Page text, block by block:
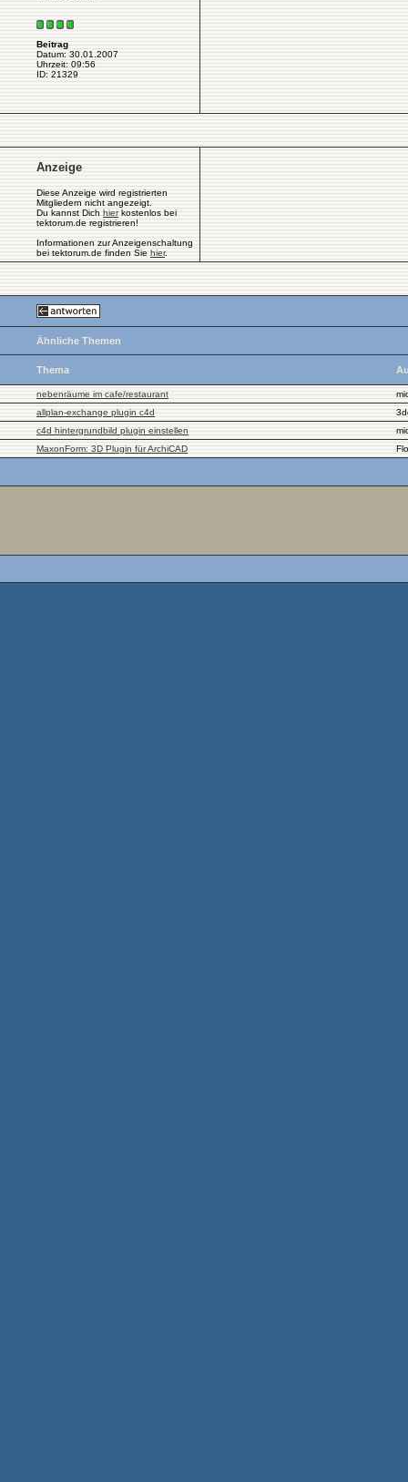
Beitrag
Datum: 30.01.2007
Uhrzeit: 09:56
ID: 21329
Anzeige
Diese Anzeige wird registrierten
Mitgliedern nicht angezeigt.
Du kannst Dich hierkostenlos bei
tektorum.de registrieren!
Informationen zur Anzeigenschaltung
bei tektorum.de finden Sie hier.
Ähnliche Themen
Thema
nebenräume im cafe/restaurant
allplan-exchange plugin c4d
c4d hintergrundbild plugin einstellen
MaxonForm: 3D Plugin für ArchiCAD
Flo